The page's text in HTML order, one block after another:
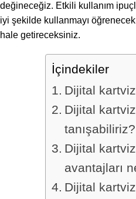
değineceğiz. Etkili kullanım
iyi şekilde kullanmayı
hale getireceksiniz.
İçindekiler
Dijital
Dijital
tanışabiliriz?
Dijital
avantajları
Dijital